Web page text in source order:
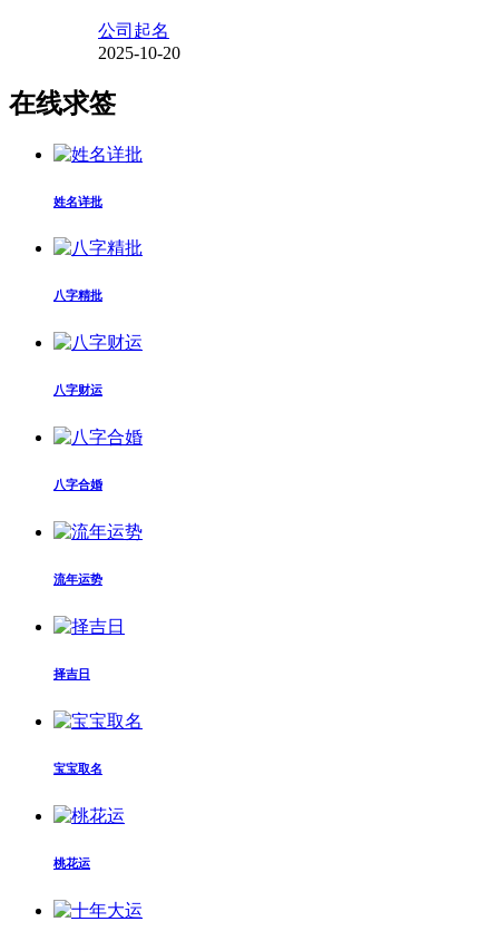
公司起名
2025-10-20
在线求签
姓名详批
八字精批
八字财运
八字合婚
流年运势
择吉日
宝宝取名
桃花运